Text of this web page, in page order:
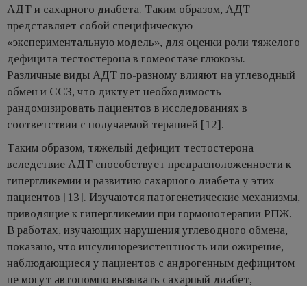
АДТ и сахарного диабета. Таким образом, AДT
представляет собой специфическую
«экспериментальную модель», для оценки роли тяжелого
дефицита тестостерона в гомеостазе глюкозы.
Различные виды АДТ по-разному влияют на углеводный
обмен и ССЗ, что диктует необходимость
рандомизировать пациентов в исследованиях в
соответствии с получаемой терапией [12].
Таким образом, тяжелый дефицит тестостерона
вследствие AДT способствует предрасположенности к
гипергликемии и развитию сахарного диабета у этих
пациентов [13]. Изучаются патогенетические механизмы,
приводящие к гипергликемии при гормонотерапии РПЖ.
В работах, изучающих нарушения углеводного обмена,
показано, что инсулинорезистентность или ожирение,
наблюдающиеся у пациентов с андрогенным дефицитом
не могут автономно вызывать сахарный диабет,